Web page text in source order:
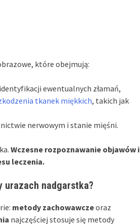
które obejmują:
ewentualnych złamań,
tkanek miękkich, takich jak
nerwowym i stanie mięśni.
Wczesne rozpoznawanie objawów i
leczenia.
urazach nadgarstka?
metody zachowawczeoraz
najczęściej stosuje się metody